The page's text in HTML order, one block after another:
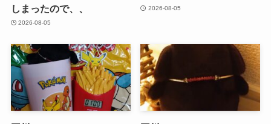
しまったので、、
2026-08-05
2026-08-05